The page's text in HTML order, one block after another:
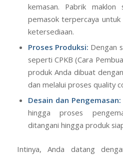
kemasan. Pabrik maklon
pemasok terpercaya untuk
ketersediaan.
Proses Produksi: Dengan
seperti CPKB (Cara
produk Anda dibuat
dan melalui proses quality
Desain dan Pengemasan:
hingga proses
ditangani hingga produk
Intinya, Anda datang